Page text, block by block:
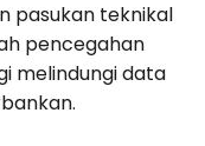
pasukan teknikal
pencegahan
melindungi data